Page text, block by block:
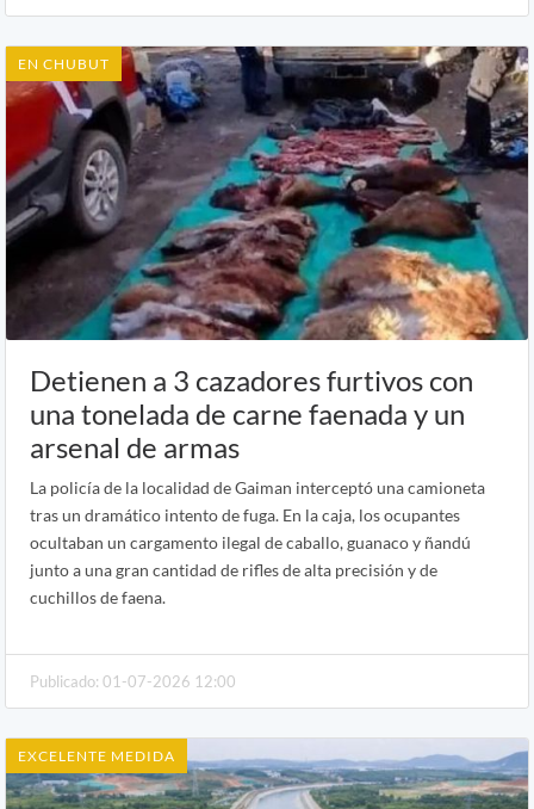
EN CHUBUT
Detienen a 3 cazadores furtivos con
una tonelada de carne faenada y un
arsenal de armas
La policía de la localidad de Gaiman interceptó una camioneta
tras un dramático intento de fuga. En la caja, los ocupantes
ocultaban un cargamento ilegal de caballo, guanaco y ñandú
junto a una gran cantidad de rifles de alta precisión y de
cuchillos de faena.
Publicado: 01-07-2026 12:00
EXCELENTE MEDIDA